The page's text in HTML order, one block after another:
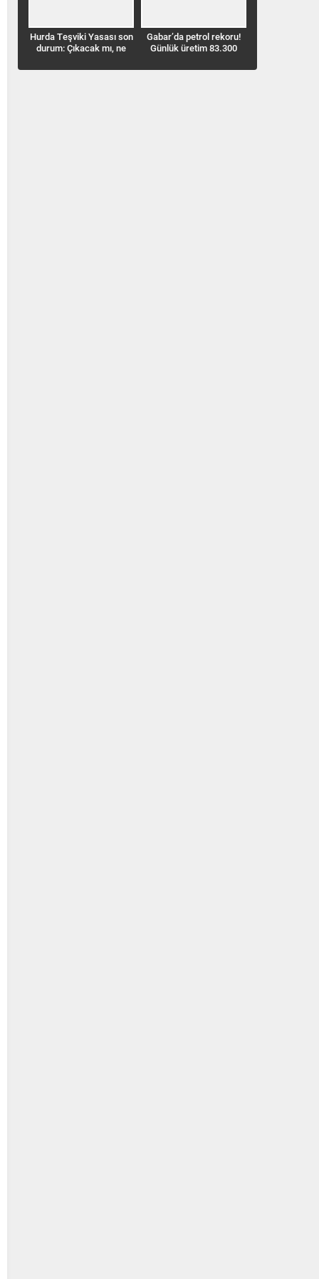
Gabar’da petrol rekoru!
Günlük üretim 83.300
Benzine 4,34 TL indirim
geliyor! Pompaya ne